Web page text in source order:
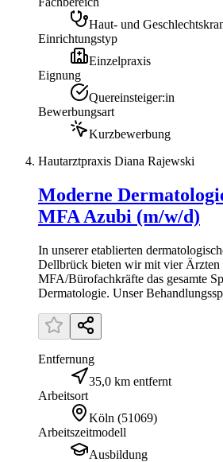
Haut- und
Einrichtungstyp
Einzelpraxis
Eignung
Quereinsteiger:in
Bewerbungsart
Kurzbewerbung
Hautarztpraxis Diana Rajewski
Moderne
MFA Azubi (m/w/d)
In unserer etablierten
Dellbrück bieten wir mit vier Ärzten
MFA/Bürofachkräfte das gesamte
Dermatologie. Unser
Entfernung
35,0 km entfernt
Arbeitsort
Köln (51069)
Arbeitszeitmodell
Ausbildung